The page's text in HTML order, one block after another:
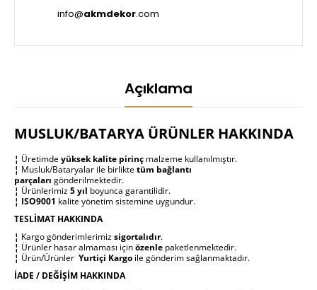
info@akmdekor.com
Açıklama
MUSLUK/BATARYA ÜRÜNLER HAKKINDA
¦ Üretimde yüksek kalite pirinç malzeme kullanılmıştır.
¦ Musluk/Bataryalar ile birlikte tüm bağlantı
parçaları gönderilmektedir.
¦ Ürünlerimiz5 yıl boyunca garantilidir.
¦ ISO9001 kalite yönetim sistemine uygundur.
TESLİMAT HAKKINDA
¦ Kargo gönderimlerimizsigortalıdır.
¦ Ürünler hasar almaması içinözenle paketlenmektedir.
¦ Ürün/Ürünler Yurtiçi Kargo ile gönderim sağlanmaktadır.
İADE / DEĞİŞİM HAKKINDA